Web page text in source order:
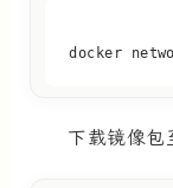
docker
下载镜像